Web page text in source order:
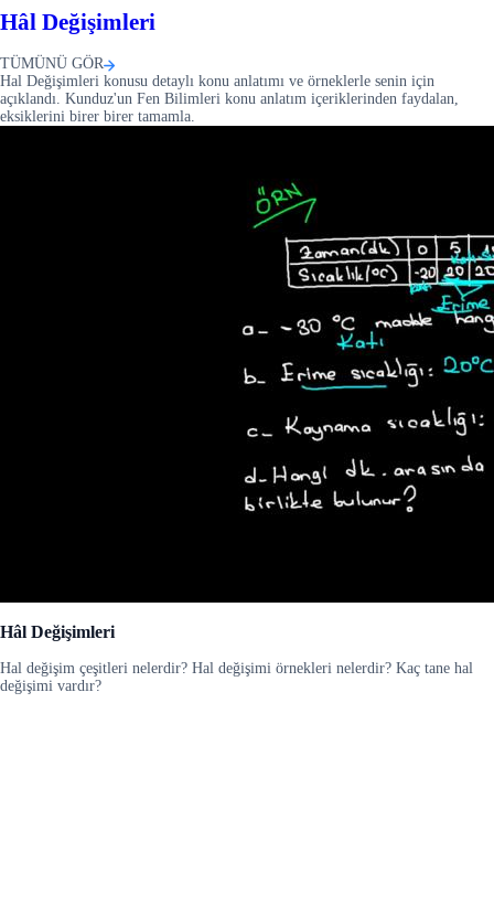
Hâl Değişimleri
TÜMÜNÜ GÖR
Hal Değişimleri konusu detaylı konu anlatımı ve örneklerle senin için
açıklandı. Kunduz'un Fen Bilimleri konu anlatım içeriklerinden faydalan,
eksiklerini birer birer tamamla.
Hâl Değişimleri
Hal değişim çeşitleri nelerdir? Hal değişimi örnekleri nelerdir? Kaç tane hal
değişimi vardır?